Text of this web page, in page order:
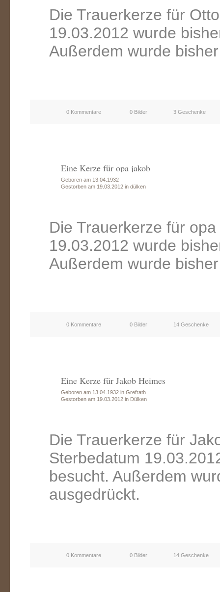
Die Trauerkerze für
19.03.2012 wurde
Außerdem wurde
0 Kommentare 0 Bilder 3 Geschenke
Eine Kerze für opa jakob
Geboren am 13.04.1932
Gestorben am 19.03.2012 in dülken
Die Trauerkerze für
19.03.2012 wurde
Außerdem wurde
0 Kommentare 0 Bilder 14 Geschenke
Eine Kerze für Jakob Heimes
Geboren am 13.04.1932 in Grefrath
Gestorben am 19.03.2012 in Dülken
Die Trauerkerze für
Sterbedatum
besucht. Außerdem
ausgedrückt.
0 Kommentare 0 Bilder 14 Geschenke